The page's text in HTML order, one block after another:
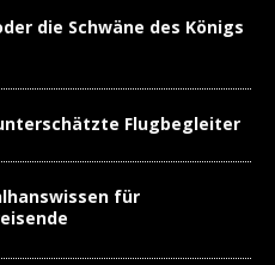
die Schwäne des Königs
Flugbegleiter
für